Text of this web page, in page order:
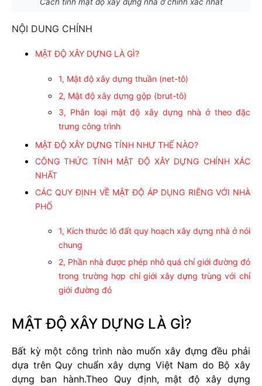
NỘI DUNG CHÍNH
MẬT ĐỘ XÂY DỰNG LÀ GÌ?
1, Mật độ xây dựng thuần (net-tô)
2, Mật độ xây dựng gộp (brut-tô)
3, Phân loại mật độ xây dựng nhà ở theo đặc
trưng công trình
MẬT ĐỘ XÂY DỰNG TÍNH NHƯ THẾ NÀO?
CÔNG THỨC TÍNH MẬT ĐỘ XÂY DỰNG CHÍNH XÁC
NHẤT
CÁC QUY ĐỊNH VỀ MẬT ĐỘ ÁP DỤNG RIÊNG VỚI NHÀ
PHỐ
1, Kích thước lô đất quy hoạch xây dựng nhà ở nói
chung
2, Phần nhà được phép nhô quá chỉ giới đường đỏ
trong trường hợp chỉ giới xây dựng trùng với chỉ
giới đường đỏ
MẬT ĐỘ XÂY DỰNG LÀ GÌ?
Bất kỳ một công trình nào muốn xây đựng đều phải
dựa trên Quy chuẩn xây dựng Việt Nam do Bộ xây
dựng ban hành.Theo Quy định, mật độ xây dựng